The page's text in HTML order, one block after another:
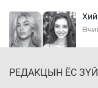
РЕДАКЦЫН ЁС ЗҮЙ